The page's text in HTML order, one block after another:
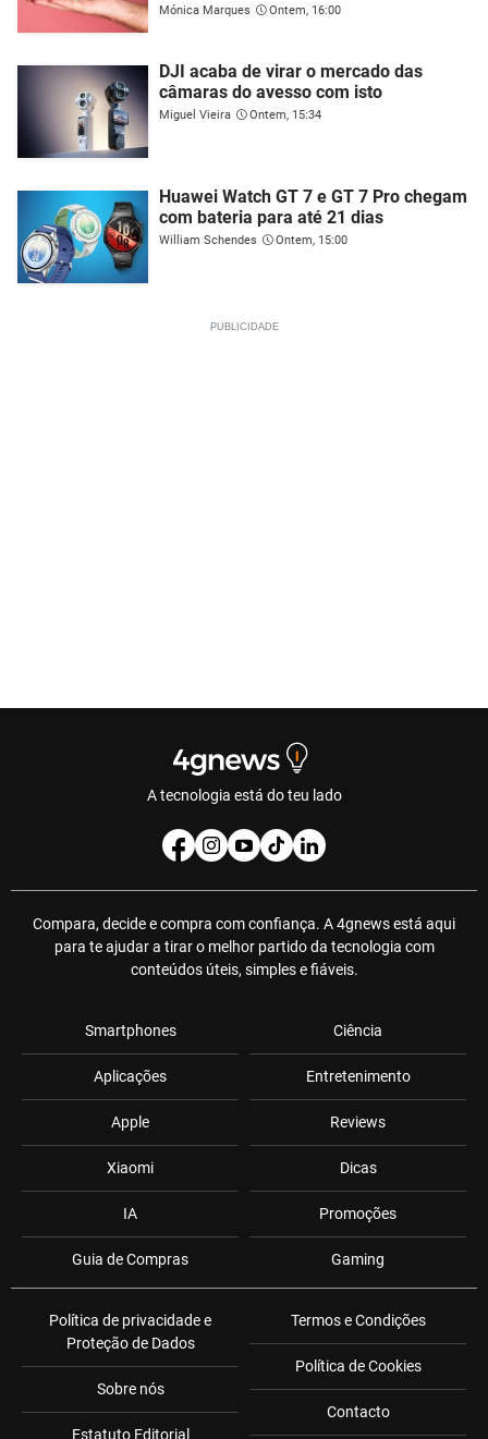
Mónica Marques Ontem, 16:00
DJI acaba de virar o mercado das
câmaras do avesso com isto
Miguel Vieira Ontem, 15:34
Huawei Watch GT 7 e GT 7 Pro chegam
com bateria para até 21 dias
William Schendes Ontem, 15:00
A tecnologia está do teu lado
Compara, decide e compra com confiança. A 4gnews está aqui
para te ajudar a tirar o melhor partido da tecnologia com
conteúdos úteis, simples e fiáveis.
Smartphones
Aplicações
Apple
Xiaomi
IA
Guia de Compras
Ciência
Entretenimento
Reviews
Dicas
Promoções
Gaming
Política de privacidade e
Proteção de Dados
Sobre nós
Estatuto Editorial
Termos e Condições
Política de Cookies
Contacto